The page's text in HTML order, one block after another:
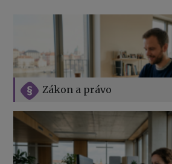
Zákon a právo
Jak na podnikání při rodičovské
Přehledy pro OSSZ a zdravotní